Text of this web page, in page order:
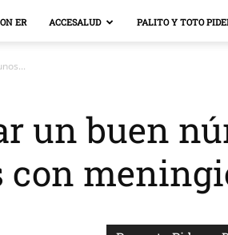
ER ACCESALUD PALITO Y TOTO
un buen
con